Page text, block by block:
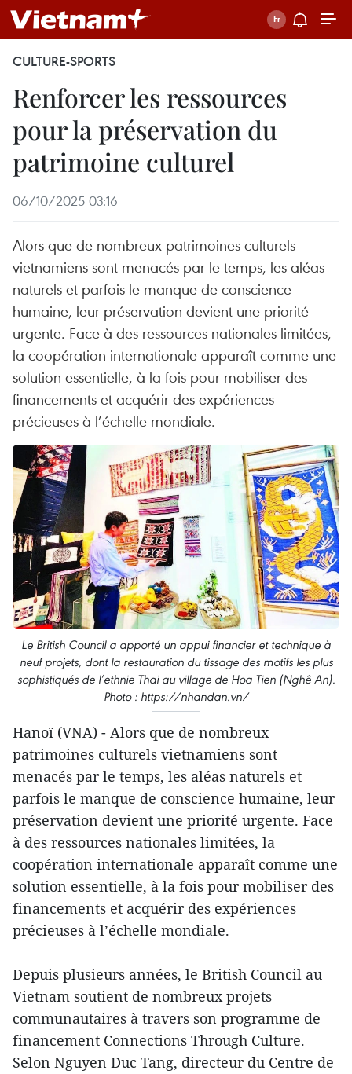
CULTURE-SPORTS
Renforcer les ressources
pour la préservation du
patrimoine culturel
06/10/2025 03:16
Alors que de nombreux patrimoines culturels
vietnamiens sont menacés par le temps, les aléas
naturels et parfois le manque de conscience
humaine, leur préservation devient une priorité
urgente. Face à des ressources nationales limitées,
la coopération internationale apparaît comme une
solution essentielle, à la fois pour mobiliser des
financements et acquérir des expériences
précieuses à l’échelle mondiale.
Le British Council a apporté un appui financier et technique à
neuf projets, dont la restauration du tissage des motifs les plus
sophistiqués de l’ethnie Thai au village de Hoa Tien (Nghê An).
Photo : https://nhandan.vn/
Hanoï (VNA) - Alors que de nombreux
patrimoines culturels vietnamiens sont
menacés par le temps, les aléas naturels et
parfois le manque de conscience humaine, leur
préservation devient une priorité urgente. Face
à des ressources nationales limitées, la
coopération internationale apparaît comme une
solution essentielle, à la fois pour mobiliser des
financements et acquérir des expériences
précieuses à l’échelle mondiale.
Depuis plusieurs années, le British Council au
Vietnam soutient de nombreux projets
communautaires à travers son programme de
financement Connections Through Culture.
Selon Nguyen Duc Tang, directeur du Centre de